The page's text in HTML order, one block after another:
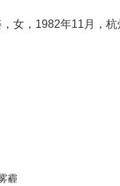
女，1982年11月，
霾